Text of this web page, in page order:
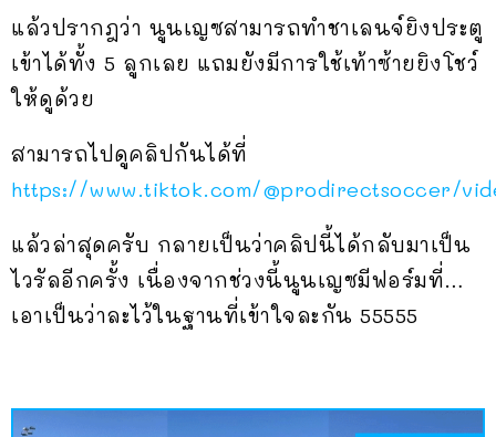
แล้วปรากฎว่า นูนเญซสามารถทำชาเลนจ์ยิงประตู
เข้าได้ทั้ง 5 ลูกเลย แถมยังมีการใช้เท้าซ้ายยิงโชว์
ให้ดูด้วย
สามารถไปดูคลิปกันได้ที่
https://www.tiktok.com/@prodirectsoccer/
แล้วล่าสุดครับ กลายเป็นว่าคลิปนี้ได้กลับมาเป็น
ไวรัลอีกครั้ง เนื่องจากช่วงนี้นูนเญซมีฟอร์มที่…
เอาเป็นว่าละไว้ในฐานที่เข้าใจละกัน 55555